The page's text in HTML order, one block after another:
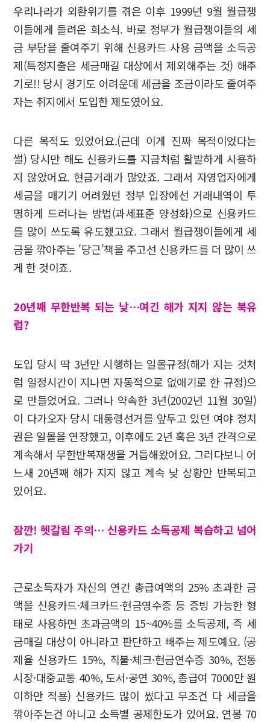
우리나라가 외환위기를 겪은 이후 1999년 9월 월급쟁
이들에게 들려온 희소식. 바로 정부가 월급쟁이들의 세
금 부담을 줄여주기 위해 신용카드 사용 금액을 소득공
제(특정지출은 세금매길 대상에서 제외해주는 것) 해주
기로!! 당시 경기도 어려운데 세금을 조금이라도 줄여주
자는 취지에서 도입한 제도였어요.
다른 목적도 있었어요.(근데 이게 진짜 목적이었다는
썰) 당시만 해도 신용카드를 지금처럼 활발하게 사용하
지 않았어요. 현금거래가 많았죠. 그래서 자영업자에게
세금을 매기기 어려웠던 정부 입장에선 거래내역이 투
명하게 드러나는 방법(과세표준 양성화)으로 신용카드
를 많이 쓰도록 유도했고요. 그래서 월급쟁이들에게 세
금을 깎아주는 '당근'책을 주고선 신용카드를 더 많이 쓰
게 한 것이죠.
20년째 무한반복 되는 낮…여긴 해가 지지 않는 북유
럽?
도입 당시 딱 3년만 시행하는 일몰규정(해가 지는 것처
럼 일정시간이 지나면 자동적으로 없애기로 한 규정)으
로 만들었어요. 그러나 약속한 3년(2002년 11월 30일)
이 다가오자 당시 대통령선거를 앞두고 있던 여야 정치
권은 일몰을 연장했고, 이후에도 2년 혹은 3년 간격으로
계속해서 무한반복재생을 거듭해왔어요. 그러다보니 어
느새 20년째 해가 지지 않고 계속 낮 상황만 반복되고
있어요.
잠깐! 헷갈림 주의… 신용카드 소득공제 복습하고 넘어
가기
근로소득자가 자신의 연간 총급여액의 25% 초과한 금
액을 신용카드·체크카드·현금영수증 등 증빙 가능한 형
태로 사용하면 초과금액의 15~40%를 소득공제, 즉 세
금매길 대상이 아니라고 판단하고 빼주는 제도예요. (공
제율 신용카드 15%, 직불·체크·현금연수증 30%, 전통
시장·대중교통 40%, 도서·공연 30%, 총급여 7000만 원
이하만 적용) 신용카드 많이 썼다고 무조건 다 세금을
깎아주는건 아니고 소득별 공제한도가 있어요. 연봉 70